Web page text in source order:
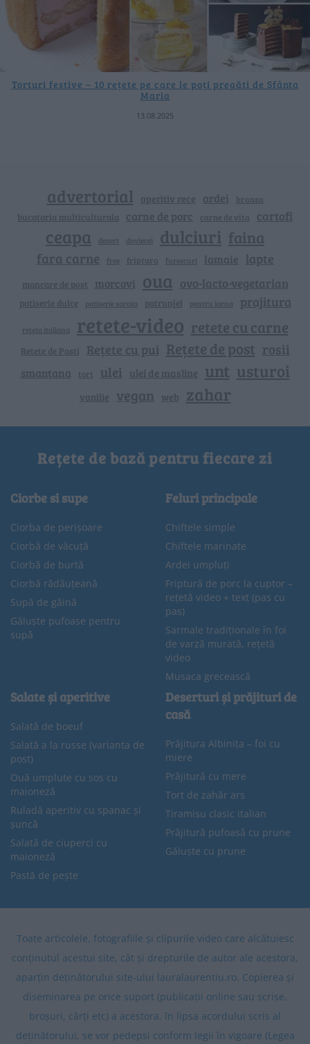
Torturi festive – 10 rețete pe care le poți pregăti de Sfânta
Maria
13.08.2025
advertorial aperitiv rece ardei branza
bucataria multiculturala carne de porc carne de vita cartofi
ceapa desert dovlecei dulciuri faina
fara carne free friptura fursecuri lamaie lapte
mancare de post morcovi oua ovo-lacto-vegetarian
patiserie dulce patiserie sarata patrunjel pentru iarna prajitura
reteta italiana retete-video retete cu carne
Retete de Pasti Rețete cu pui Rețete de post rosii
smantana tort ulei ulei de masline unt usturoi
vanilie vegan web zahar
Rețete de bază pentru fiecare zi
Ciorbe si supe
Ciorba de perișoare
Ciorbă de văcuță
Ciorbă de burtă
Ciorbă rădăuțeană
Supă de găină
Găluște pufoase pentru
supă
Feluri principale
Chiftele simple
Chiftele marinate
Ardei umpluți
Friptură de porc la cuptor –
rețetă video + text (pas cu
pas)
Sarmale tradiționale în foi
de varză murată, rețetă
video
Musaca grecească
Salate și aperitive
Salată de boeuf
Salată a la russe (varianta de
post)
Ouă umplute cu sos cu
maioneză
Ruladă aperitiv cu spanac și
șuncă
Salată de ciuperci cu
maioneză
Pastă de pește
Deserturi și prăjituri de
casă
Prăjitura Albinița – foi cu
miere
Prăjitură cu mere
Tort de zahăr ars
Tiramisu clasic italian
Prăjitură pufoasă cu prune
Găluște cu prune
Toate articolele, fotografiile și clipurile video care alcătuiesc
conținutul acestui site, cât și drepturile de autor ale acestora,
aparțin deținătorului site-ului lauralaurentiu.ro. Copierea și
diseminarea pe orice suport (publicații online sau scrise,
broșuri, cărți etc) a acestora, în lipsa acordului scris al
deținătorului, se vor pedepsi conform legii în vigoare (Legea